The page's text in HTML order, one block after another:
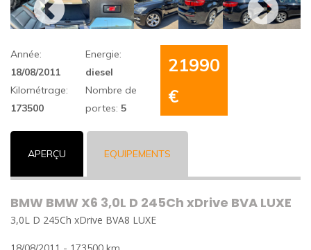
Année:
18/08/2011
Kilométrage:
173500
Energie:
diesel
Nombre de
portes: 5
21990
€
APERÇU EQUIPEMENTS
BMW BMW X6 3,0L D 245Ch xDrive BVA LUXE
3,0L D 245Ch xDrive BVA8 LUXE